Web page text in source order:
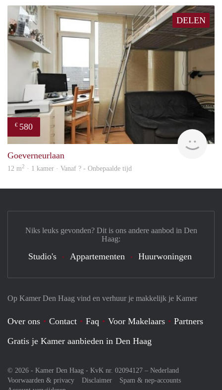
DELEN
€ 580
rent
Goeverneurlaan
12 m2 · 1 kamer · Vanaf ? - Onbepaalde tijd
Op Kamer Den Haag vind en verhuur je makkelijk je Kamer
Over ons Contact Faq Voor Makelaars
Partners
Gratis je Kamer aanbieden in Den Haag
© 2026 - Kamer Den Haag - KvK nr. 02094127 – Nederland
Voorwaarden & privacy
Disclaimer
Spam & nep-accounts
Niks leuks gevonden? Dit is ons andere aanbod in Den
Haag:
Studio's Appartementen Huurwoningen